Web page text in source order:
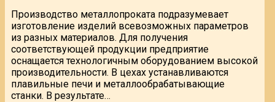
Производство металлопроката подразумевает
изготовление изделий всевозможных параметров
из разных материалов. Для получения
соответствующей продукции предприятие
оснащается технологичным оборудованием высокой
производительности. В цехах устанавливаются
плавильные печи и металлообрабатывающие
станки. В результате…